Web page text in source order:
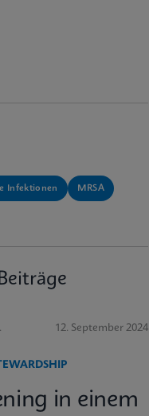
Infektionen MRSA
12. September 2024
in einem